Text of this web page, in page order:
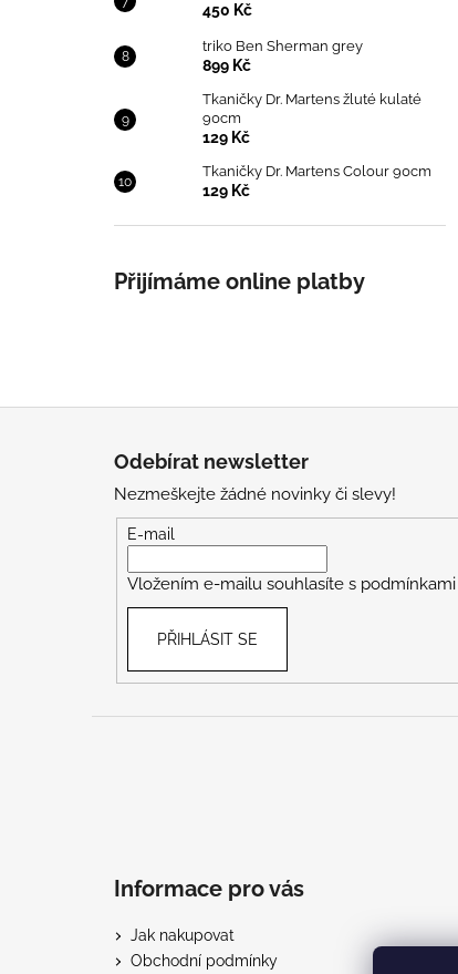
450 Kč
triko Ben Sherman grey
899 Kč
Tkaničky Dr. Martens žluté kulaté
90cm
129 Kč
Tkaničky Dr. Martens Colour 90cm
129 Kč
Přijímáme online platby
Odebírat newsletter
Nezmeškejte žádné novinky či slevy!
E-mail
Vložením e-mailu souhlasíte s
PŘIHLÁSIT SE
Informace pro vás
Jak nakupovat
Obchodní podmínky